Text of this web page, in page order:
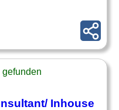
/ Inhouse